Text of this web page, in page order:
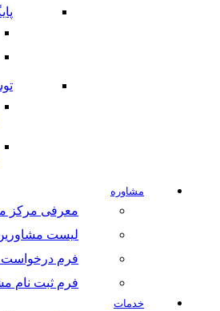
مشاوره
معرفی مرکز
لیست
فرم
فرم ثبت نام
خدمات